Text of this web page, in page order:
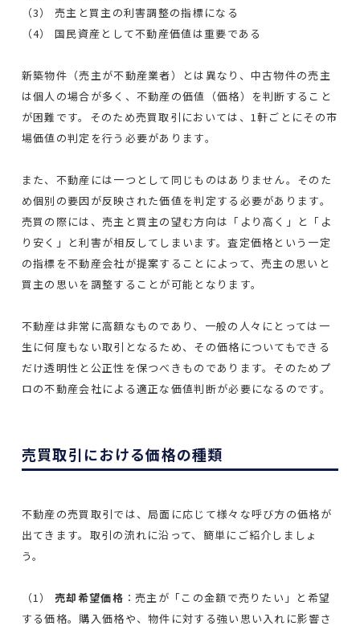
（3） 売主と買主の利害調整の指標になる
（4） 国民資産として不動産価値は重要である
新築物件（売主が不動産業者）とは異なり、中古物件の売主
は個人の場合が多く、不動産の価値（価格）を判断すること
が困難です。そのため売買取引においては、1軒ごとにその市
場価値の判定を行う必要があります。
また、不動産には一つとして同じものはありません。そのた
め個別の要因が反映された価値を判定する必要があります。
売買の際には、売主と買主の望む方向は「より高く」と「よ
り安く」と利害が相反してしまいます。査定価格という一定
の指標を不動産会社が提案することによって、売主の思いと
買主の思いを調整することが可能となります。
不動産は非常に高額なものであり、一般の人々にとっては一
生に何度もない取引となるため、その価格についてもできる
だけ透明性と公正性を保つべきものであります。そのためプ
ロの不動産会社による適正な価値判断が必要になるのです。
売買取引における価格の種類
不動産の売買取引では、局面に応じて様々な呼び方の価格が
出てきます。取引の流れに沿って、簡単にご紹介しましょ
う。
（1） 売却希望価格 ：売主が「この金額で売りたい」と希望
する価格。購入価格や、物件に対する強い思い入れに影響さ